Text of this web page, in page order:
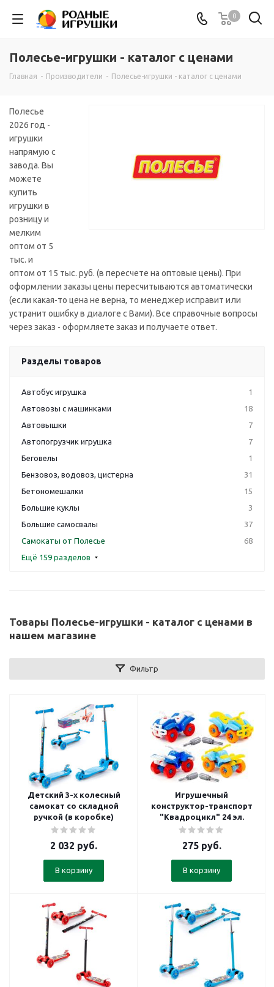
0
Полесье-игрушки - каталог с ценами
Главная - Производители - Полесье-игрушки - каталог с ценами
Полесье
2026 год -
игрушки
напрямую с
завода. Вы
можете
купить
игрушки в
розницу и
мелким
оптом от 5
тыс. и
оптом от 15 тыс. руб. (в пересчете на оптовые цены). При
оформлении заказы цены пересчитываются автоматически
(если какая-то цена не верна, то менеджер исправит или
устранит ошибку в диалоге с Вами). Все справочные вопросы
через заказ - оформляете заказ и получаете ответ.
Разделы товаров
Автобус игрушка
1
Автовозы с машинками
18
Автовышки
7
Автопогрузчик игрушка
7
Беговелы
1
Бензовоз, водовоз, цистерна
31
Бетономешалки
15
Большие куклы
3
Большие самосвалы
37
Самокаты от Полесье
68
Ещё 159 разделов
Товары Полесье-игрушки - каталог с ценами в
нашем магазине
Фильтр
Детский 3-х колесный
самокат со складной
ручкой (в коробке)
2 032 руб.
В корзину
Игрушечный
конструктор-транспорт
"Квадроцикл" 24 эл.
275руб.
В корзину